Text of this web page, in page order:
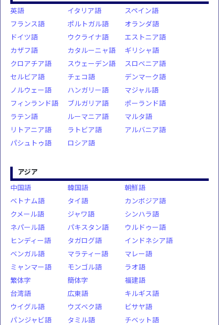
英語
イタリア語
スペイン語
フランス語
ポルトガル語
オランダ語
ドイツ語
ウクライナ語
エストニア語
カザフ語
カタルーニャ語
ギリシャ語
クロアチア語
スウェーデン語
スロベニア語
セルビア語
チェコ語
デンマーク語
ノルウェー語
ハンガリー語
マジャル語
フィンランド語
ブルガリア語
ポーランド語
ラテン語
ルーマニア語
マルタ語
リトアニア語
ラトビア語
アルバニア語
パシュトゥ語
ロシア語
アジア
中国語
韓国語
朝鮮語
ベトナム語
タイ語
カンボジア語
クメール語
ジャワ語
シンハラ語
ネパール語
パキスタン語
ウルドゥー語
ヒンディー語
タガログ語
インドネシア語
ベンガル語
マラティー語
マレー語
ミャンマー語
モンゴル語
ラオ語
繁体字
簡体字
福建語
台湾語
広東語
キルギス語
ウイグル語
ウズベク語
ビサヤ語
パンジャビ語
タミル語
チベット語